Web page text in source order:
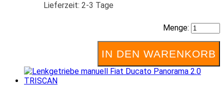
Lieferzeit: 2-3 Tage
Menge:
IN DEN WARENKORB